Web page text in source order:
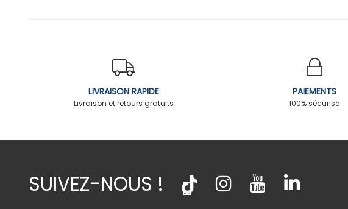
LIVRAISON RAPIDE
Livraison et retours gratuits
PAIEMENTS
100% sécurisé
SUIVEZ-NOUS !